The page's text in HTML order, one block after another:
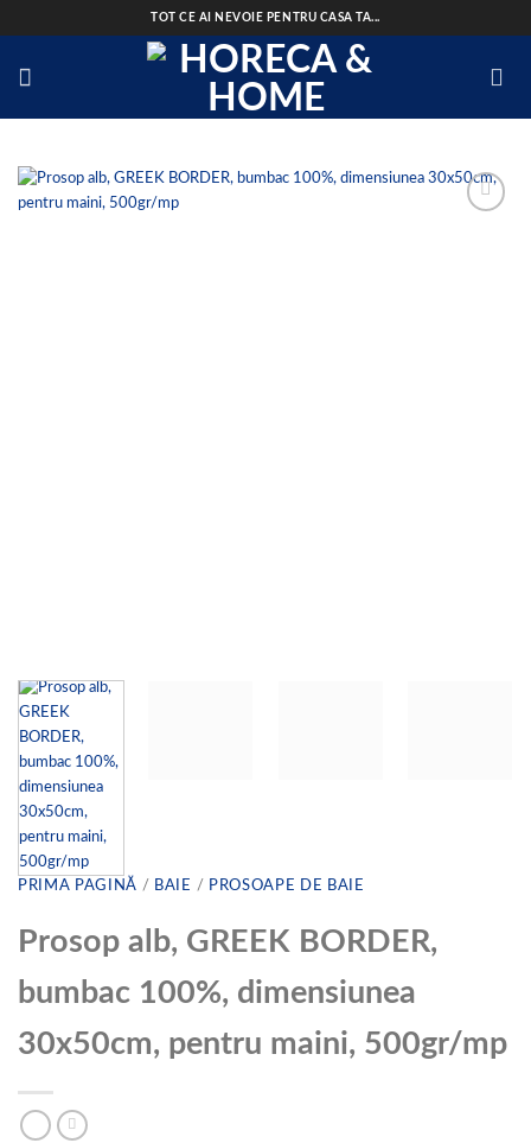
to
TOT CE AI NEVOIE PENTRU CASA TA...
PRIMA PAGINĂ / BAIE / PROSOAPE DE BAIE
Prosop alb, GREEK BORDER,
bumbac 100%, dimensiunea
30x50cm, pentru maini, 500gr/mp